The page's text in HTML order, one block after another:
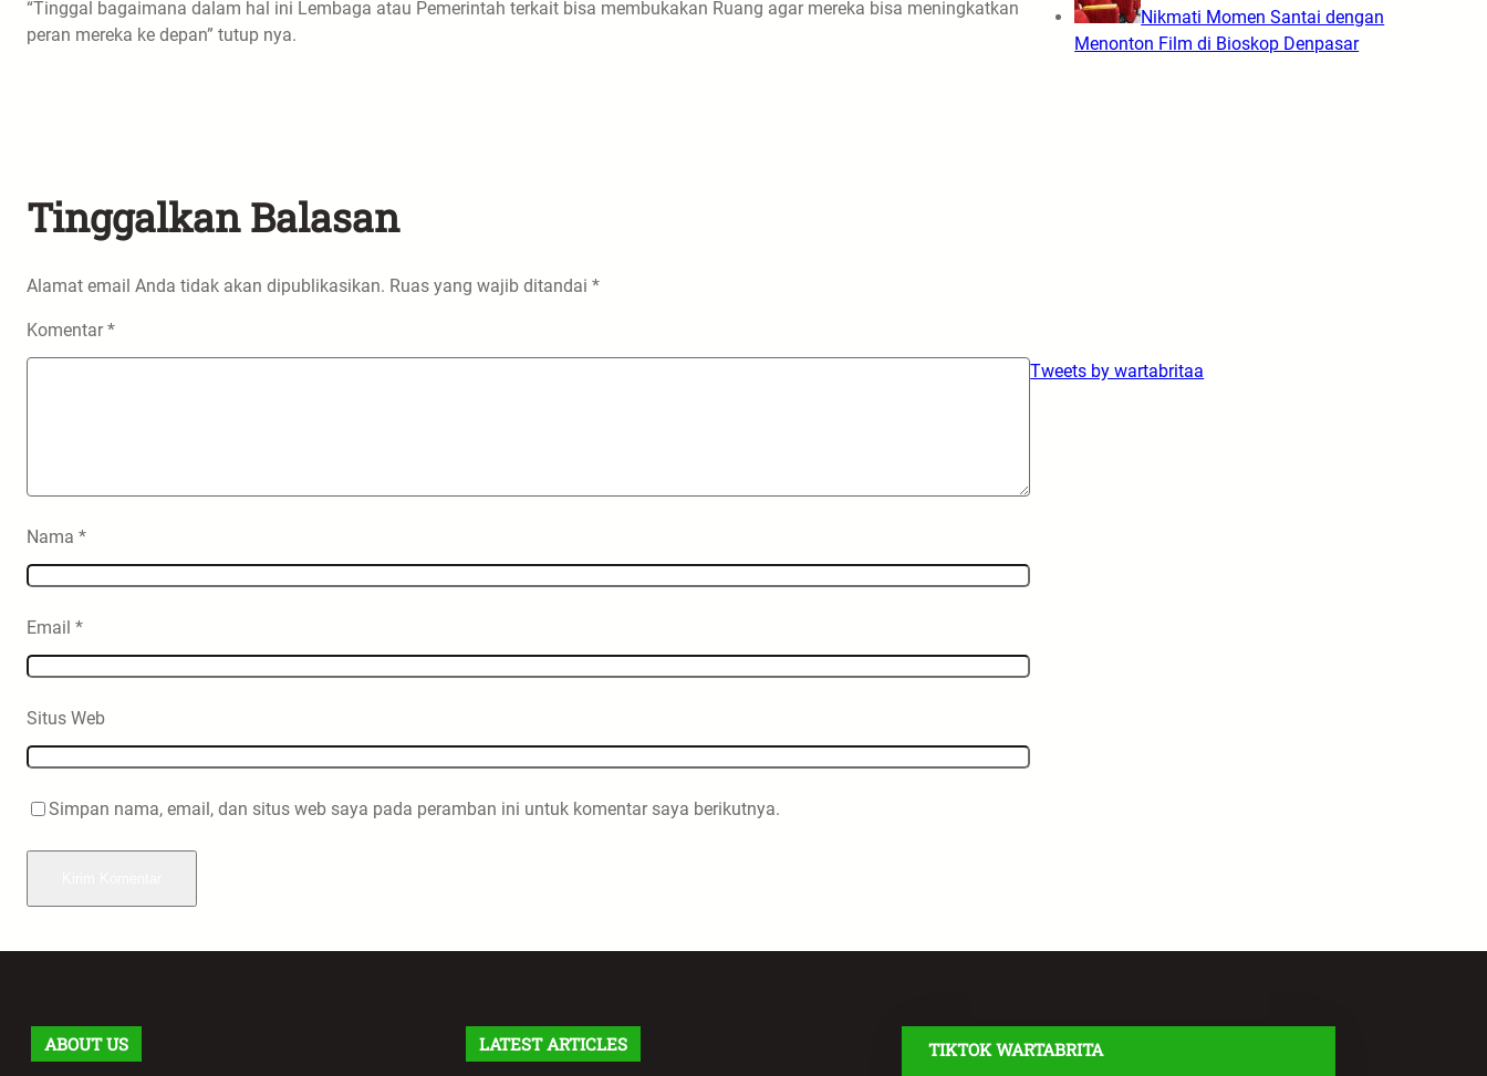
“Tinggal bagaimana dalam hal ini Lembaga atau Pemerintah terkait bisa membukakan Ruang agar mereka bisa meningkatkan
peran mereka ke depan” tutup nya.
Tinggalkan Balasan
Alamat email Anda tidak akan dipublikasikan. Ruas yang wajib ditandai *
Komentar*
Nama *
Email *
Situs Web
Simpan nama, email, dan situs web saya pada peramban ini untuk komentar saya berikutnya.
Nikmati Momen Santai dengan
Menonton Film di Bioskop Denpasar
Tweets by wartabritaa
ABOUT US LATEST ARTICLES TIKTOK WARTABRITA